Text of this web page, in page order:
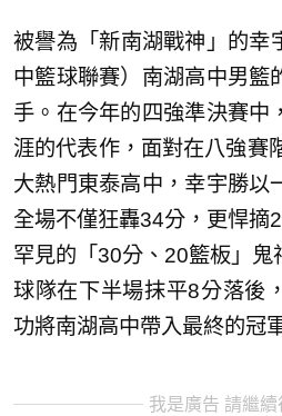
被譽為「新南湖戰神」的幸
中籃球聯賽）南湖高中男籃
手。在今年的四強準決賽中
涯的代表作，面對在八強賽
大熱門東泰高中，幸宇勝以
全場不僅狂轟34分，更悍摘
罕見的「30分、20籃板」鬼
球隊在下半場抹平8分落後
功將南湖高中帶入最終的冠
我是廣告 請繼續